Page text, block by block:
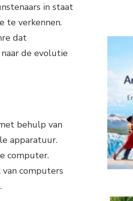
in staat
te verkennen.
dat
de evolutie
behulp van
apparatuur.
computer.
computers